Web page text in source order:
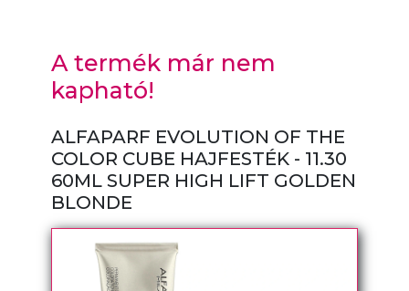
A termék már nem
kapható!
ALFAPARF EVOLUTION OF THE
COLOR CUBE HAJFESTÉK - 11.30
60ML SUPER HIGH LIFT GOLDEN
BLONDE